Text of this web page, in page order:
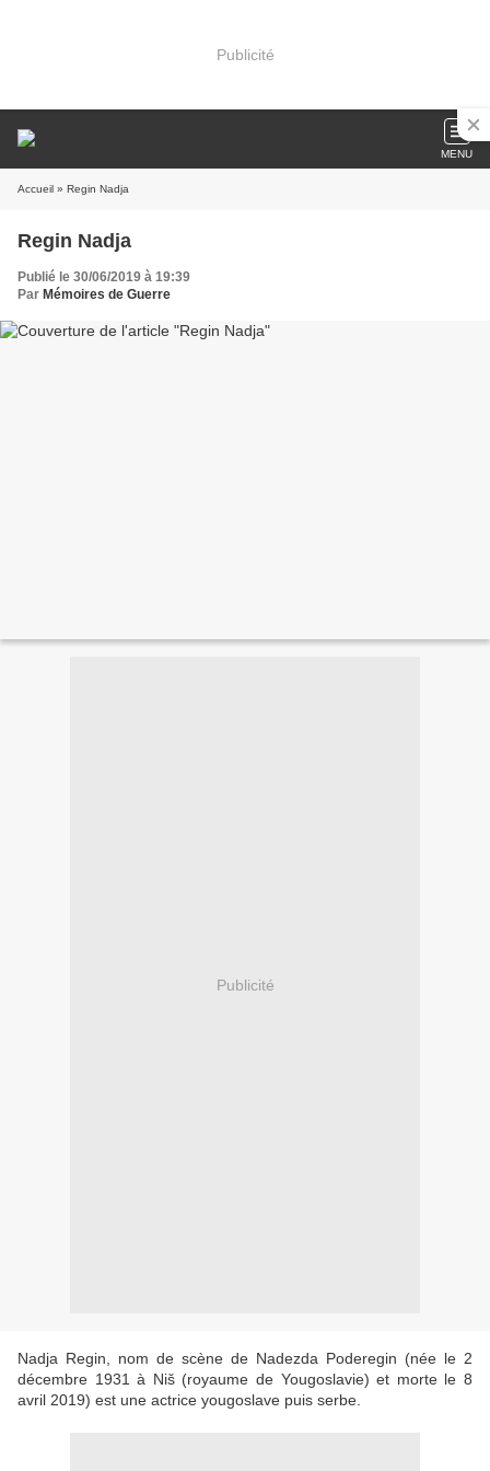
Publicité
MENU
Accueil » Regin Nadja
Regin Nadja
Publié le 30/06/2019 à 19:39
Par Mémoires de Guerre
Publicité
Nadja Regin, nom de scène de Nadezda Poderegin (née le 2
décembre 1931 à Niš (royaume de Yougoslavie) et morte le 8
avril 2019) est une actrice yougoslave puis serbe.